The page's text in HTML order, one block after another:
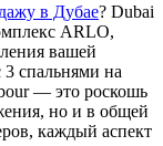
в Дубае? Dubai
ARLO,
вашей
спальнями на
— это роскошь
но и в общей
каждый аспект